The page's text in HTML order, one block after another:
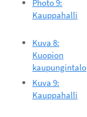
Photo 9:
Kauppahalli
Kuva 8:
Kuopion
kaupungintalo
Kuva 9:
Kauppahalli